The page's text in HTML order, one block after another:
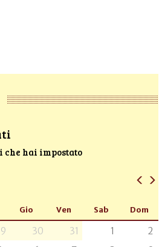
hai impostato
Gio Ven Sab Dom
30 31 1
2